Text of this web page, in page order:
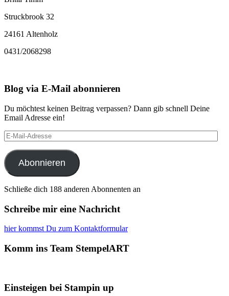
Struckbrook 32
24161 Altenholz
0431/2068298
Blog via E-Mail abonnieren
Du möchtest keinen Beitrag verpassen? Dann gib schnell Deine
Email Adresse ein!
E-
Mail-
Adresse
Abonnieren
Schließe dich 188 anderen Abonnenten an
Schreibe mir eine Nachricht
hier kommst Du zum Kontaktformular
Komm ins Team StempelART
Einsteigen bei Stampin up